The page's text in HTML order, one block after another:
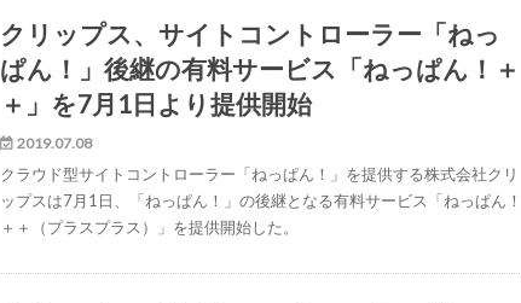
クリップス、サイトコントローラー「ねっ
ぱん！」後継の有料サービス「ねっぱん！＋
＋」を7月1日より提供開始
2019.07.08
クラウド型サイトコントローラー「ねっぱん！」を提供する株式会社クリ
ップスは7月1日、「ねっぱん！」の後継となる有料サービス「ねっぱん！
＋＋（プラスプラス）」を提供開始した。